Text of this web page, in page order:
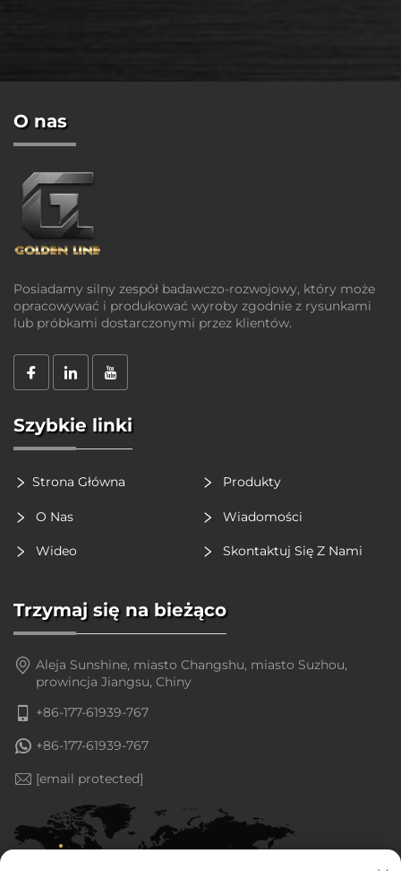
O nas
Posiadamy silny zespół badawczo-rozwojowy, który może
opracowywać i produkować wyroby zgodnie z rysunkami
lub próbkami dostarczonymi przez klientów.
Szybkie linki
Strona Główna Produkty
O Nas Wiadomości
Wideo Skontaktuj Się Z Nami
Trzymaj się na bieżąco
Aleja Sunshine, miasto Changshu, miasto Suzhou,
prowincja Jiangsu, Chiny
+86-177-61939-767
+86-177-61939-767
[email protected]